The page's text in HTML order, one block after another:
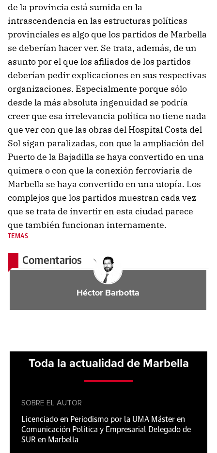
de la provincia está sumida en la
intrascendencia en las estructuras políticas
provinciales es algo que los partidos de Marbella
se deberían hacer ver. Se trata, además, de un
asunto por el que los afiliados de los partidos
deberían pedir explicaciones en sus respectivas
organizaciones. Especialmente porque sólo
desde la más absoluta ingenuidad se podría
creer que esa irrelevancia política no tiene nada
que ver con que las obras del Hospital Costa del
Sol sigan paralizadas, con que la ampliación del
Puerto de la Bajadilla se haya convertido en una
quimera o con que la conexión ferroviaria de
Marbella se haya convertido en una utopía. Los
complejos que los partidos muestran cada vez
que se trata de invertir en esta ciudad parece
que también funcionan internamente.
TEMAS
Comentarios
Héctor Barbotta
Toda la actualidad de Marbella
SOBRE EL AUTOR
Licenciado en Periodismo por la UMA Máster en
Comunicación Política y Empresarial Delegado de
SUR en Marbella